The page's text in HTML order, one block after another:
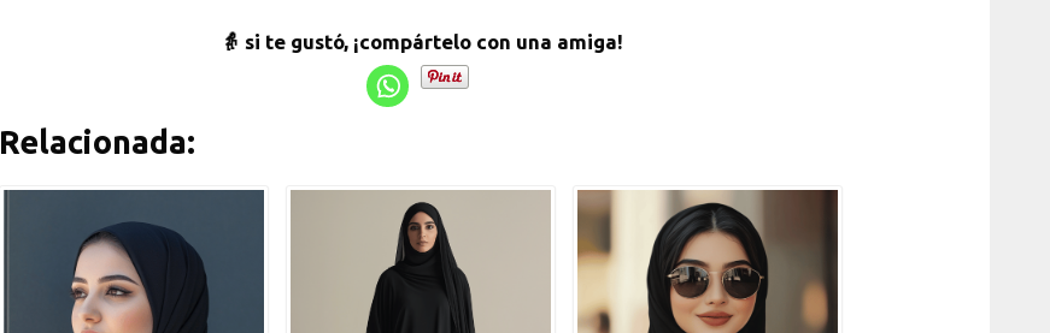
👵 si te gustó, ¡compártelo con una amiga!
Relacionada: